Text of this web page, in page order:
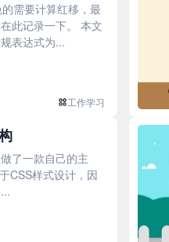
需要计算红移，最
此记录一下。 本文
表达式为...
工作学习
了一款自己的主
CSS样式设计，因